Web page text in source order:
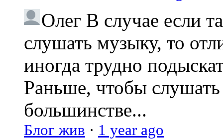
Олег В случае если
слушать музыку, то
иногда трудно
Раньше, чтобы слушать
большинстве...
Блог жив · 1 year ago